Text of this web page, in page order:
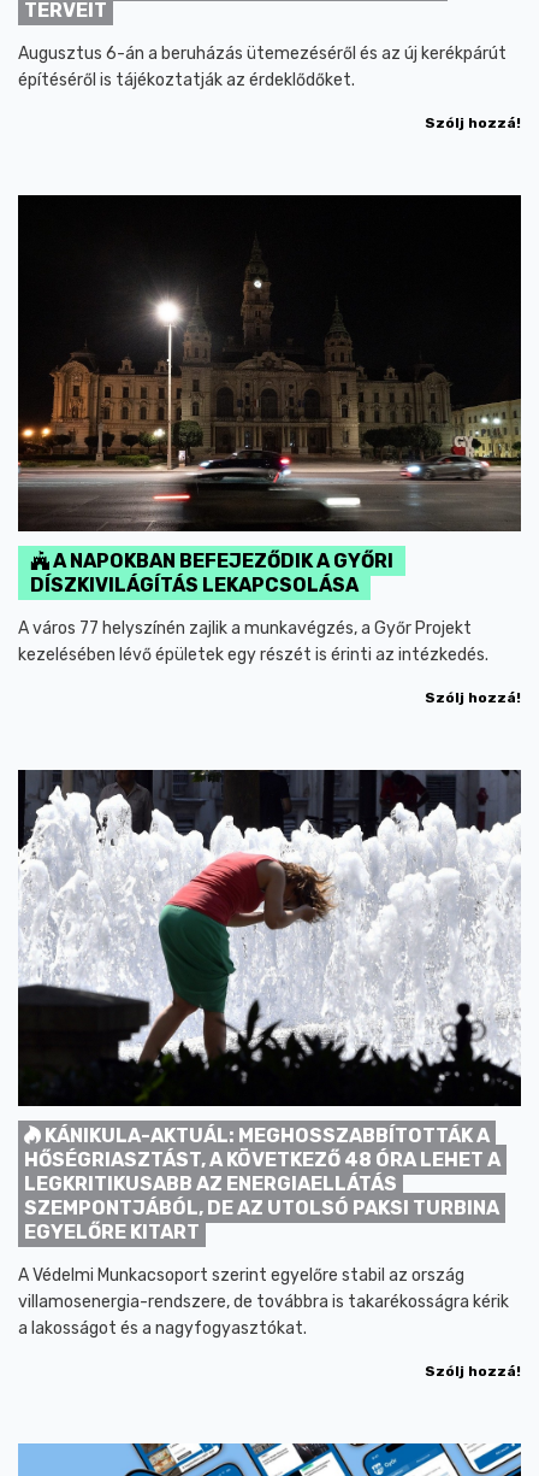
TERVEIT
Augusztus 6-án a beruházás ütemezéséről és az új kerékpárút
építéséről is tájékoztatják az érdeklődőket.
Szólj hozzá!
A NAPOKBAN BEFEJEZŐDIK A GYŐRI
DÍSZKIVILÁGÍTÁS LEKAPCSOLÁSA
A város 77 helyszínén zajlik a munkavégzés, a Győr Projekt
kezelésében lévő épületek egy részét is érinti az intézkedés.
Szólj hozzá!
KÁNIKULA-AKTUÁL: MEGHOSSZABBÍTOTTÁK A
HŐSÉGRIASZTÁST, A KÖVETKEZŐ 48 ÓRA LEHET A
LEGKRITIKUSABB AZ ENERGIAELLÁTÁS
SZEMPONTJÁBÓL, DE AZ UTOLSÓ PAKSI TURBINA
EGYELŐRE KITART
A Védelmi Munkacsoport szerint egyelőre stabil az ország
villamosenergia-rendszere, de továbbra is takarékosságra kérik
a lakosságot és a nagyfogyasztókat.
Szólj hozzá!